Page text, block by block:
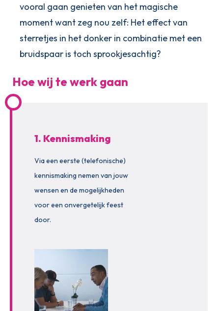
vooral gaan genieten van het magische
moment want zeg nou zelf: Het effect van
sterretjes in het donker in combinatie met een
bruidspaar is toch sprookjesachtig?
Hoe wij te werk gaan
1. Kennismaking
Via een eerste (telefonische)
kennismaking nemen van jouw
wensen en de mogelijkheden
voor een onvergetelijk feest
door.